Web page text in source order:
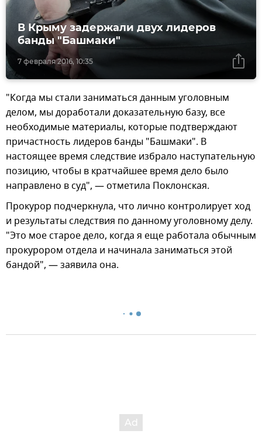
7 февраля 2016, 10:35
В Крыму задержали двух лидеров
банды "Башмаки"
"Когда мы стали заниматься данным уголовным
делом, мы доработали доказательную базу, все
необходимые материалы, которые подтверждают
причастность лидеров банды "Башмаки". В
настоящее время следствие избрало наступательную
позицию, чтобы в кратчайшее время дело было
направлено в суд", — отметила Поклонская.
Прокурор подчеркнула, что лично контролирует ход
и результаты следствия по данному уголовному делу.
"Это мое старое дело, когда я еще работала обычным
прокурором отдела и начинала заниматься этой
бандой", — заявила она.